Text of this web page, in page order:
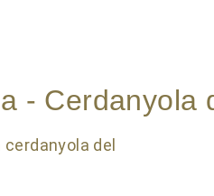
- Cerdanyola